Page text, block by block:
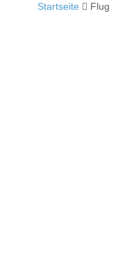
Startseite Flug